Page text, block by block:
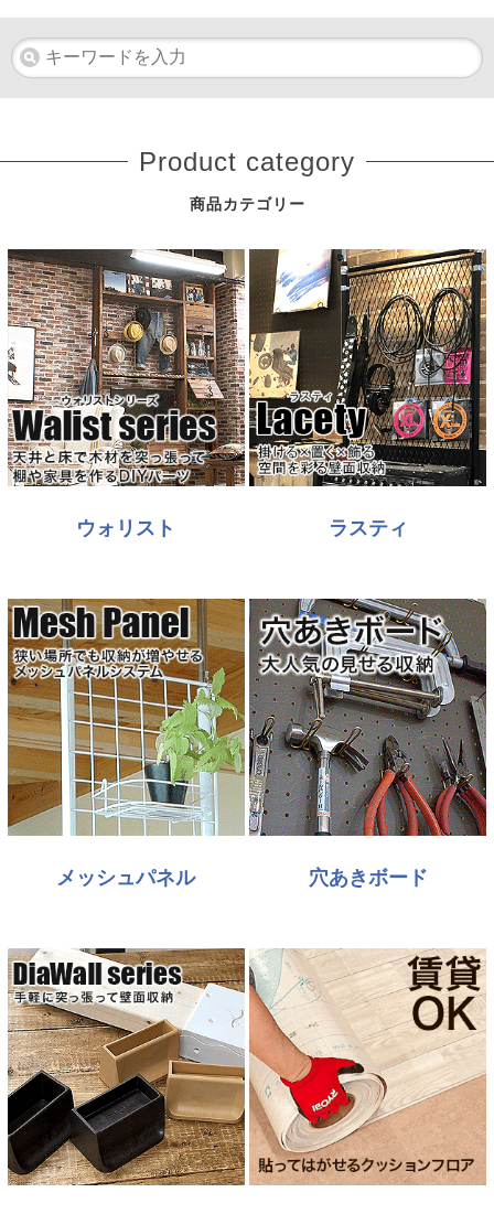
Product category
商品カテゴリー
ウォリスト ラスティ
メッシュパネル 穴あきボード